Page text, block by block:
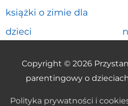
książki o zimie dla
dzieci
Copyright © 2026
parentingowy o
Polityka prywatności i